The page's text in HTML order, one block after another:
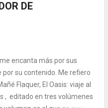
autoría, su donación y el
libro. Un poco de historia
mercadores y
a cabo a través del puerto
de Medina del Campo. Sin
la gran cantidad de obras
religiosos, museos y
DE
encanta más por sus
por su contenido. Me refiero
Flaquer, El Oasis: viaje al
, editado en tres volúmenes